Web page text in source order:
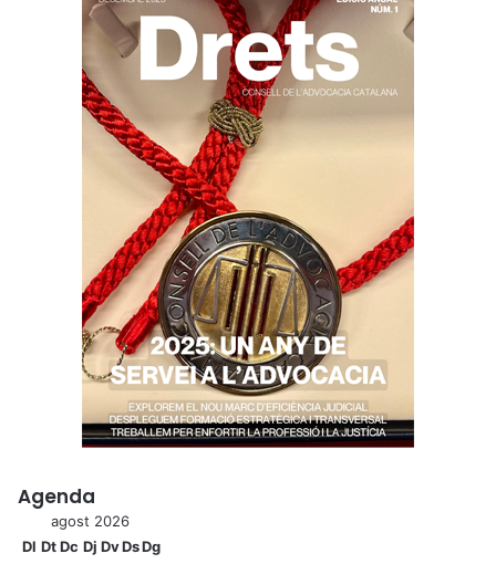
Agenda
agost 2026
Dl DtDc Dj DvDsDg